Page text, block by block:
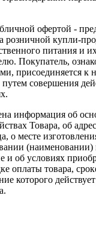
офертой -
розничной купли-
питания и
Покупатель,
присоединяется к
путем совершения
информация об
Товара, об
о месте
(наименовании)
и об условиях
оплаты товара,
которого